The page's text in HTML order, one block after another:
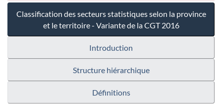
Classification des secteurs statistiques selon la province
et le territoire - Variante de la CGT 2016
Introduction
Structure hiérarchique
Définitions